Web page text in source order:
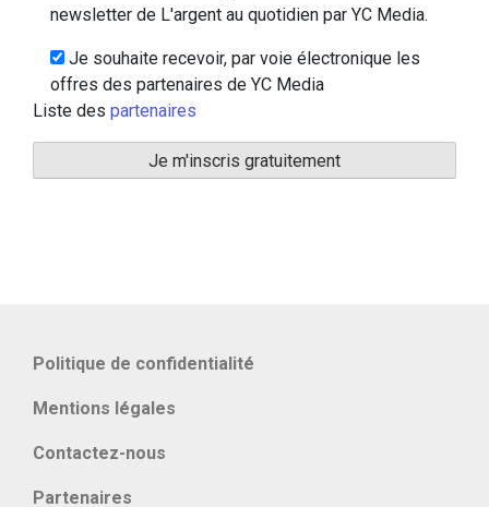
newsletter de L'argent au quotidien par YC Media.
Je souhaite recevoir, par voie électronique les
offres des partenaires de YC Media
Liste des partenaires
Politique de confidentialité
Mentions légales
Contactez-nous
Partenaires